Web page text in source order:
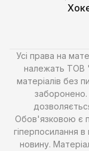
Усі права на
належать ТОВ
матеріалів без
заборонено.
Обов'язковою є
гіперпосилання
новину.